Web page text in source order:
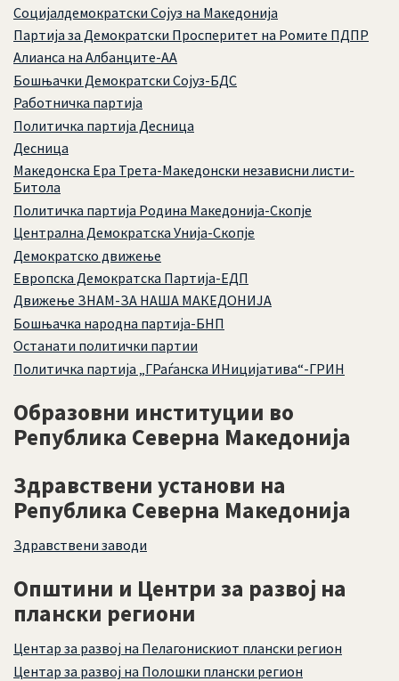
Социјалдемократски Сојуз на Македонија
Партија за Демократски Просперитет на Ромите ПДПР
Алианса на Албанците-АА
Бошњачки Демократски Сојуз-БДС
Работничка партија
Политичка партија Десница
Десница
Македонска Ера Трета-Македонски независни листи-
Битола
Политичка партија Родина Македонија-Скопје
Централна Демократска Унија-Скопје
Демократско движење
Европска Демократска Партија-ЕДП
Движење ЗНАМ-ЗА НАША МАКЕДОНИЈА
Бошњачка народна партија-БНП
Останати политички партии
Политичка партија „ГРаѓанска ИНицијатива“-ГРИН
Образовни институции во
Република Северна Македонија
Здравствени установи на
Република Северна Македонија
Здравствени заводи
Општини и Центри за развој на
плански региони
Центар за развој на Пелагонискиот плански регион
Центар за развој на Полошки плански регион